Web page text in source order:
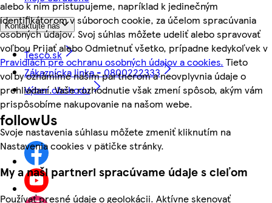
alebo k nim pristupujeme, napríklad k jedinečným
identifikátorom v súboroch cookie, za účelom spracúvania
osobných údajov. Svoj súhlas môžete udeliť alebo spravovať
voľbou Prijať alebo Odmietnuť všetko, prípadne kedykoľvek v
Pravidlách pre ochranu osobných údajov a cookies. Tieto
voľby oznámime našim partnerom a neovplyvnia údaje o
prehliadaní. Vaše rozhodnutie však zmení spôsob, akým vám
prispôsobíme nakupovanie na našom webe.
Svoje nastavenia súhlasu môžete zmeniť kliknutím na
Nastavenia cookies v pätičke stránky.
My a naši partneri spracúvame údaje s cieľom
Používať presné údaje o geolokácii. Aktívne skenovať
Kontaktujte nás
Tesco.sk
Zákaznícka linka - 0800222333
Výber obchodu
followUs